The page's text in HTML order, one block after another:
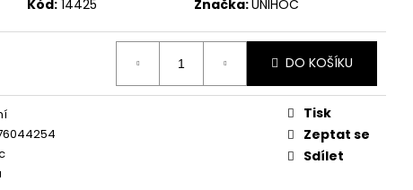
Kód: 14425 Značka:UNIHOC
DO KOŠÍKU
Tisk
Zeptat se
Sdílet